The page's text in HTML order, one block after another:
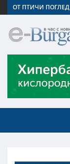
ОТ ПТИЧИ ПОГЛЕД